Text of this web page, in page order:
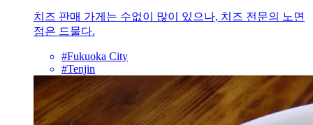
치즈 판매 가게는 수없이 많이 있으나, 치즈 전문의 노면
점은 드물다.
#Fukuoka City
#Tenjin